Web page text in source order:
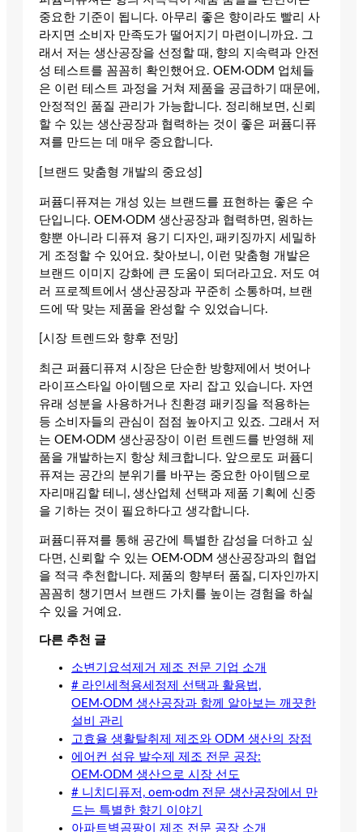
중요한 기준이 됩니다. 아무리 좋은 향이라도 빨리 사
라지면 소비자 만족도가 떨어지기 마련이니까요. 그
래서 저는 생산공장을 선정할 때, 향의 지속력과 안전
성 테스트를 꼼꼼히 확인했어요. OEM·ODM 업체들
은 이런 테스트 과정을 거쳐 제품을 공급하기 때문에,
안정적인 품질 관리가 가능합니다. 정리해보면, 신뢰
할 수 있는 생산공장과 협력하는 것이 좋은 퍼퓸디퓨
져를 만드는 데 매우 중요합니다.
[브랜드 맞춤형 개발의 중요성]
퍼퓸디퓨져는 개성 있는 브랜드를 표현하는 좋은 수
단입니다. OEM·ODM 생산공장과 협력하면, 원하는
향뿐 아니라 디퓨져 용기 디자인, 패키징까지 세밀하
게 조정할 수 있어요. 찾아보니, 이런 맞춤형 개발은
브랜드 이미지 강화에 큰 도움이 되더라고요. 저도 여
러 프로젝트에서 생산공장과 꾸준히 소통하며, 브랜
드에 딱 맞는 제품을 완성할 수 있었습니다.
[시장 트렌드와 향후 전망]
최근 퍼퓸디퓨져 시장은 단순한 방향제에서 벗어나
라이프스타일 아이템으로 자리 잡고 있습니다. 자연
유래 성분을 사용하거나 친환경 패키징을 적용하는
등 소비자들의 관심이 점점 높아지고 있죠. 그래서 저
는 OEM·ODM 생산공장이 이런 트렌드를 반영해 제
품을 개발하는지 항상 체크합니다. 앞으로도 퍼퓸디
퓨져는 공간의 분위기를 바꾸는 중요한 아이템으로
자리매김할 테니, 생산업체 선택과 제품 기획에 신중
을 기하는 것이 필요하다고 생각합니다.
퍼퓸디퓨져를 통해 공간에 특별한 감성을 더하고 싶
다면, 신뢰할 수 있는 OEM·ODM 생산공장과의 협업
을 적극 추천합니다. 제품의 향부터 품질, 디자인까지
꼼꼼히 챙기면서 브랜드 가치를 높이는 경험을 하실
수 있을 거예요.
다른 추천 글
소변기요석제거 제조 전문 기업 소개
# 라인세척용세정제 선택과 활용법,
OEM·ODM 생산공장과 함께 알아보는 깨끗한
설비 관리
고효율 생활탈취제 제조와 ODM 생산의 장점
에어컨 섬유 발수제 제조 전문 공장:
OEM·ODM 생산으로 시장 선도
# 니치디퓨저, oem·odm 전문 생산공장에서 만
드는 특별한 향기 이야기
아파트벽곰팡이 제조 전문 공장 소개